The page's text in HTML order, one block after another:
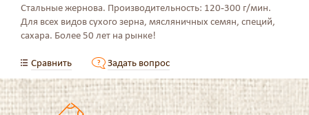
Стальные жернова. Производительность: 120-300 г/мин.
Для всех видов сухого зерна, мясляничных семян, специй,
сахара. Более 50 лет на рынке!
Сравнить Задать вопрос